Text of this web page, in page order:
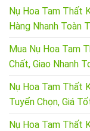
Nụ Hoa Tam Thất
Hàng Nhanh Toàn
Mua Nụ Hoa Tam
Chất, Giao Nhanh
Nụ Hoa Tam Thất
Tuyển Chọn, Giá
Nụ Hoa Tam Thất